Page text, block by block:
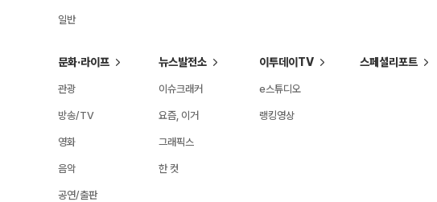
일반
문화·라이프
관광
방송/TV
영화
음악
공연/출판
뉴스발전소
이슈크래커
요즘, 이거
그래픽스
한 컷
이투데이TV
e스튜디오
랭킹영상
스페셜리포트